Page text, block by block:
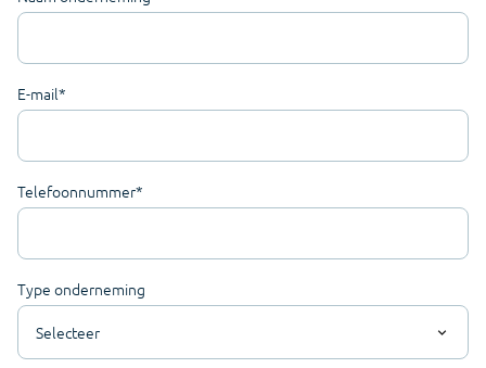
E-mail*
Telefoonnummer*
Type onderneming